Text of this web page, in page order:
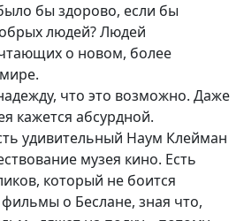
бы здорово, если бы
людей? Людей
о новом, более
что это возможно. Даже
кажется абсурдной.
удивительный Наум Клейман
музея кино. Есть
который не боится
о Беслане, зная что,